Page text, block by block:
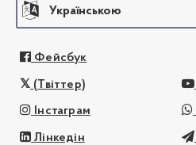
Українською
Фейсбук
(Твіттер)
Інстаграм
Лінкедін